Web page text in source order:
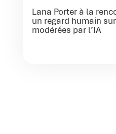
Lana Porter à la
un regard humain
modérées par l’IA